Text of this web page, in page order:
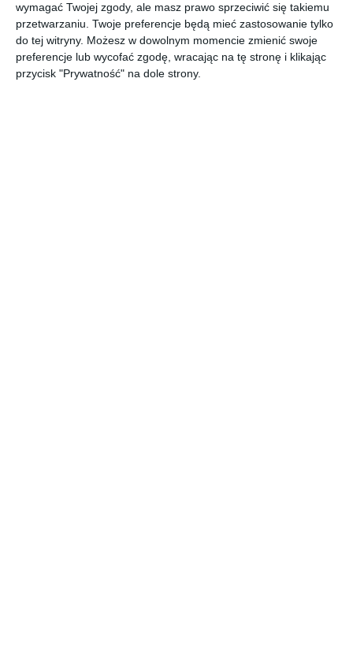
wymagać Twojej zgody, ale masz prawo sprzeciwić się takiemu
przetwarzaniu. Twoje preferencje będą mieć zastosowanie tylko
do tej witryny. Możesz w dowolnym momencie zmienić swoje
preferencje lub wycofać zgodę, wracając na tę stronę i klikając
przycisk "Prywatność" na dole strony.
[ audiobook ]
Serotonin
a
Michel
Houellebecq
[ audiobook ]
Koniec
gry
Daniel Cole
[ audiobook ]
Władcy
czasu
Eva Garcia
Saenz de Urturi
[ audiobook ]
drzewo
Łukasz
Wierzbicki